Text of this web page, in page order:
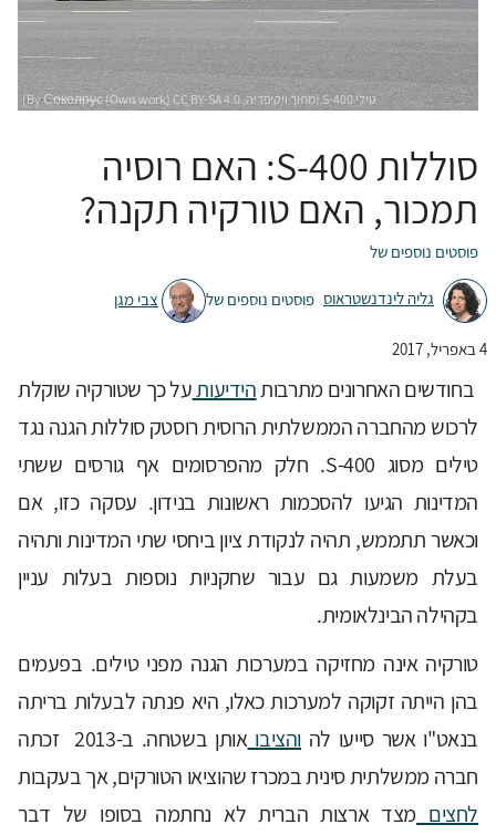
סוללות S-400: האם רוסיה
תמכור, האם טורקיה תקנה?
פוסטים נוספים של
גליה לינדנשטראוס פוסטים נוספים של צבי מגן
4 באפריל, 2017
בחודשים האחרונים מתרבותהידיעותעל כך שטורקיה שוקלת
לרכוש מהחברה הממשלתית הרוסית רוסטק סוללות הגנה נגד
טילים מסוג S-400. חלק מהפרסומים אף גורסים ששתי
המדינות הגיעו להסכמות ראשונות בנידון. עסקה כזו, אם
וכאשר תתממש, תהיה לנקודת ציון ביחסי שתי המדינות ותהיה
בעלת משמעות גם עבור שחקניות נוספות בעלות עניין
בקהילה הבינלאומית.
טורקיה אינה מחזיקה במערכות הגנה מפני טילים. בפעמים
בהן הייתה זקוקה למערכות כאלו, היא פנתה לבעלות בריתה
בנאט"ו אשר סייעו להוהציבו
אותן בשטחה. ב-2013 זכתה
חברה ממשלתית סינית במכרז שהוציאו הטורקים, אך בעקבות
לחצים מצד ארצות הברית לא נחתמה בסופו של דבר